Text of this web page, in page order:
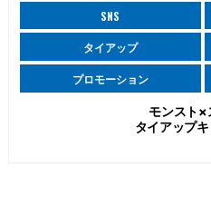
SNS
タイアップ
プロモーション
モンスト×
タイアップ